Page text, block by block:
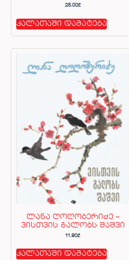
25.00₾
კალათაში დამატება
ლანა ღოღობერიძე –
ვისთვის გალობს შაშვი
11.90₾
კალათაში დამატება